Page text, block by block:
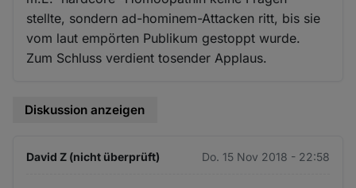
stellte, sondern ad-hominem-Attacken ritt, bis sie
vom laut empörten Publikum gestoppt wurde.
Zum Schluss verdient tosender Applaus.
Diskussion anzeigen
David Z (nicht überprüft) Do. 15 Nov 2018 - 22:58